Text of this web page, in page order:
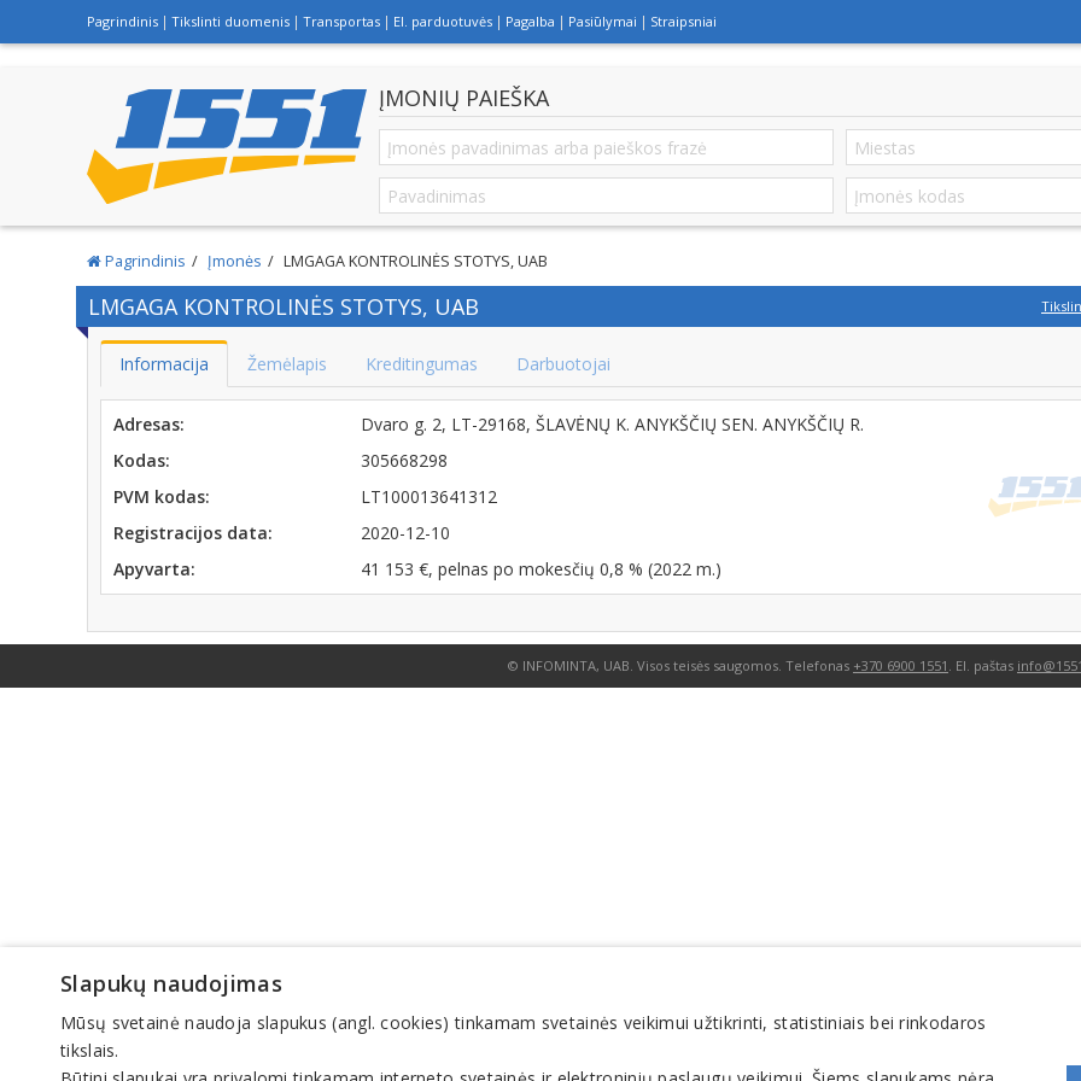
Pagrindinis Tikslinti duomenis Transportas El. parduotuvės Pagalba Pasiūlymai Straipsniai
ĮMONIŲ PAIEŠKA
Pagrindinis Įmonės LMGAGA KONTROLINĖS STOTYS, UAB
LMGAGA KONTROLINĖS STOTYS, UAB
Informacija Žemėlapis Kreditingumas Darbuotojai
Adresas:
Dvaro g. 2, LT-29168, ŠLAVĖNŲ K. ANYKŠČIŲ SEN. ANYKŠČIŲ R.
Kodas:
305668298
PVM kodas:
LT100013641312
Registracijos data:
2020-12-10
Apyvarta:
41 153 €, pelnas po mokesčių 0,8 % (2022 m.)
© INFOMINTA, UAB. Visos teisės saugomos. Telefonas +370 6900 1551 . El. paštas
Slapukų naudojimas
Mūsų svetainė naudoja slapukus (angl. cookies) tinkamam svetainės veikimui užtikrinti, statistiniais bei rinkodaros
tikslais.